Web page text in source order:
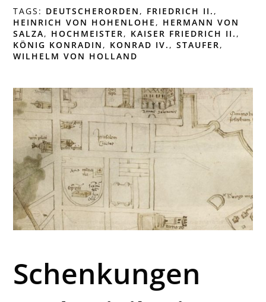
TAGS: DEUTSCHERORDEN , FRIEDRICH II. ,
HEINRICH VON HOHENLOHE , HERMANN VON
SALZA, HOCHMEISTER, KAISER FRIEDRICH II. ,
KÖNIG KONRADIN , KONRAD IV. ,STAUFER,
WILHELM VON HOLLAND
Schenkungen